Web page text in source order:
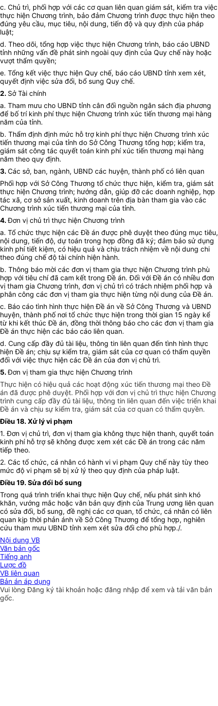
c. Chủ trì, phối hợp với các cơ quan liên quan giám sát, kiểm tra việc
thực hiện Chương trình, bảo đảm Chương trình được thực hiện theo
đúng yêu cầu, mục tiêu, nội dung, tiến độ và quy định của pháp
luật;
d. Theo dõi, tổng hợp việc thực hiện Chương trình, báo cáo UBND
tỉnh những vấn đề phát sinh ngoài quy định của Quy chế này hoặc
vượt thẩm quyền;
e. Tổng kết việc thực hiện Quy chế, báo cáo UBND tỉnh xem xét,
quyết định việc sửa đổi, bổ sung Quy chế.
2. Sở Tài chính
a. Tham mưu cho UBND tỉnh cân đối nguồn ngân sách địa phương
để bố trí kinh phí thực hiện Chương trình xúc tiến thương mại hàng
năm của tỉnh.
b. Thẩm định định mức hỗ trợ kinh phí thực hiện Chương trình xúc
tiến thương mại của tỉnh do Sở Công Thương tổng hợp; kiểm tra,
giám sát công tác quyết toán kinh phí xúc tiến thương mại hàng
năm theo quy định.
3.Các sở, ban, ngành, UBND các huyện, thành phố có liên quan
Phối hợp với Sở Công Thương tổ chức thực hiện, kiểm tra, giám sát
thực hiện Chương trình; hướng dẫn, giúp đỡ các doanh nghiệp, hợp
tác xã, cơ sở sản xuất, kinh doanh trên địa bàn tham gia vào các
Chương trình xúc tiến thương mại của tỉnh.
4.Đơn vị chủ trì thực hiện Chương trình
a. Tổ chức thực hiện các Đề án được phê duyệt theo đúng mục tiêu,
nội dung, tiến độ, dự toán trong hợp đồng đã ký; đảm bảo sử dụng
kinh phí tiết kiệm, có hiệu quả và chịu trách nhiệm về nội dung chi
theo đúng chế độ tài chính hiện hành.
b. Thông báo mời các đơn vị tham gia thực hiện Chương trình phù
hợp với tiêu chí đã cam kết trong Đề án. Đối với Đề án có nhiều đơn
vị tham gia Chương trình, đơn vị chủ trì có trách nhiệm phối hợp và
phân công các đơn vị tham gia thực hiện từng nội dung của Đề án.
c. Báo cáo tình hình thực hiện Đề án về Sở Công Thương và UBND
huyện, thành phố nơi tổ chức thực hiện trong thời gian 15 ngày kể
từ khi kết thúc Đề án, đồng thời thông báo cho các đơn vị tham gia
Đề án thực hiện các báo cáo liên quan.
d. Cung cấp đầy đủ tài liệu, thông tin liên quan đến tình hình thực
hiện Đề án; chịu sự kiểm tra, giám sát của cơ quan có thẩm quyền
đối với việc thực hiện các Đề án của đơn vị chủ trì.
5.Đơn vị tham gia thực hiện Chương trình
Thực hiện có hiệu quả các hoạt động xúc tiến thương mại theo Đề
án đã được phê duyệt. Phối hợp với đơn vị chủ trì thực hiện Chương
trình cung cấp đầy đủ tài liệu, thông tin liên quan đến việc triển khai
Đề án và chịu sự kiểm tra, giám sát của cơ quan có thẩm quyền.
Điều 18. Xử lý vi phạm
1. Đơn vị chủ trì, đơn vị tham gia không thực hiện thanh, quyết toán
kinh phí hỗ trợ sẽ không được xem xét các Đề án trong các năm
tiếp theo.
2. Các tổ chức, cá nhân có hành vi vi phạm Quy chế này tùy theo
mức độ vi phạm sẽ bị xử lý theo quy định của pháp luật.
Điều 19. Sửa đổi bổ sung
Trong quá trình triển khai thực hiện Quy chế, nếu phát sinh khó
khăn, vướng mắc hoặc văn bản quy định của Trung ương liên quan
có sửa đổi, bổ sung, đề nghị các cơ quan, tổ chức, cá nhân có liên
quan kịp thời phản ánh về Sở Công Thương để tổng hợp, nghiên
cứu tham mưu UBND tỉnh xem xét sửa đổi cho phù hợp./.
Nội dung VB
Văn bản gốc
Tiếng anh
Lược đồ
VB liên quan
Bản án áp dụng
Vui lòngĐăng ký tài khoản hoặc đăng nhập để xem và tải văn bản
gốc.